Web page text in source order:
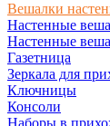
Вешалки
Настенные
Настенные
Газетница
Зеркала для
Ключницы
Консоли
Наборы в